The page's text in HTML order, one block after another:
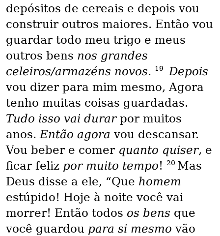
depósitos de cereais e depois vou
construir outros maiores. Então vou
guardar todo meu trigo e meus
outros bens nos grandes
celeiros/armazéns novos. 19
Depois
vou dizer para mim mesmo, Agora
tenho muitas coisas guardadas.
Tudo isso vai durar por muitos
anos.Então agora vou descansar.
Vou beber e comer quanto quiser, e
ficar feliz por muito tempo! 20 Mas
Deus disse a ele, “Que homem
estúpido! Hoje à noite você vai
morrer! Então todos os bens que
você guardou para si mesmo vão